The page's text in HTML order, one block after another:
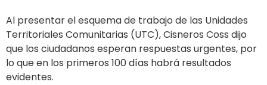
Al presentar el esquema de trabajo de las Unidades
Territoriales Comunitarias (UTC), Cisneros Coss dijo
que los ciudadanos esperan respuestas urgentes, por
lo que en los primeros 100 días habrá resultados
evidentes.